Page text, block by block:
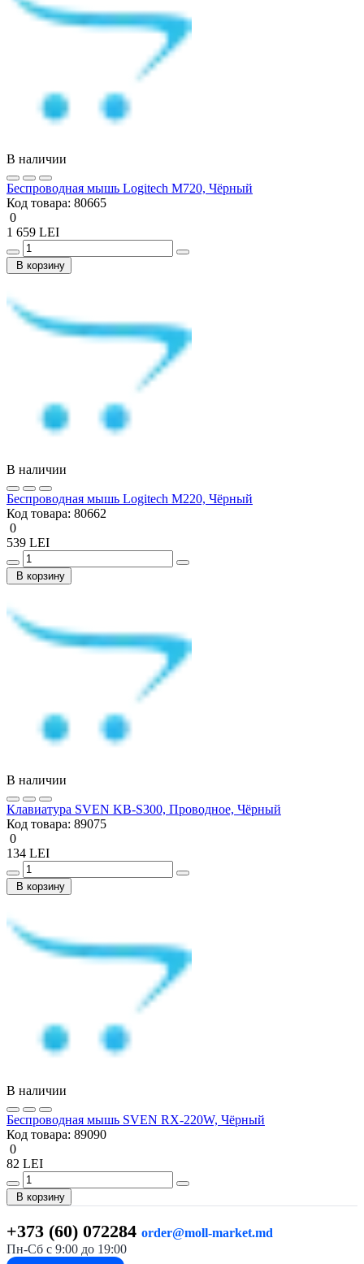
В наличии
Беcпроводная мышь Logitech M720, Чёрный
Код товара: 80665
0
1 659 LEI
В корзину
В наличии
Беcпроводная мышь Logitech M220, Чёрный
Код товара: 80662
0
539 LEI
В корзину
В наличии
Клавиатура SVEN KB-S300, Проводное, Чёрный
Код товара: 89075
0
134 LEI
В корзину
В наличии
Беcпроводная мышь SVEN RX-220W, Чёрный
Код товара: 89090
0
82 LEI
В корзину
+373 (60) 072284 order@moll-market.md
Пн-Сб с 9:00 до 19:00